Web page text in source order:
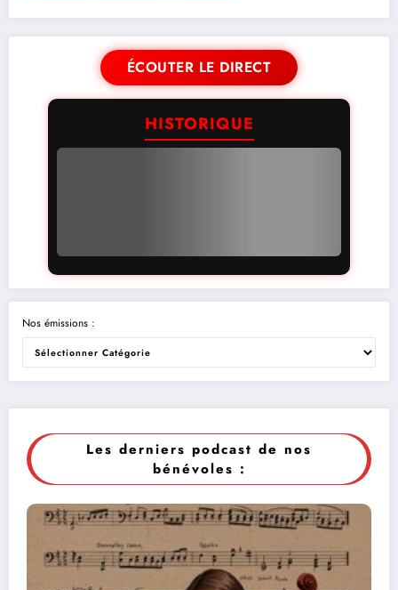
ÉCOUTER LE DIRECT
HISTORIQUE
Nos émissions :
Les derniers podcast de nos
bénévoles :